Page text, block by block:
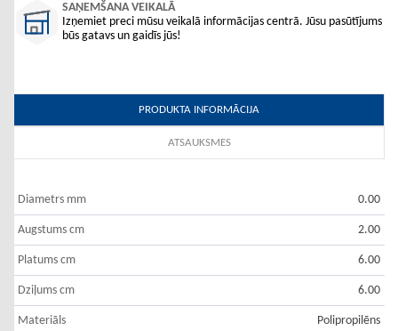
SAŅEMŠANA VEIKALĀ
Izņemiet preci mūsu veikalā informācijas centrā. Jūsu pasūtījums
būs gatavs un gaidīs jūs!
PRODUKTA INFORMĀCIJA
ATSAUKSMES
Diametrs mm 0.00
Augstums cm 2.00
Platums cm 6.00
Dziļums cm 6.00
Materiāls Polipropilēns